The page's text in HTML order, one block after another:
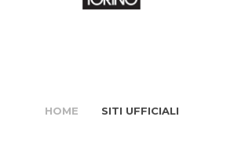
HOME SITI UFFICIALI